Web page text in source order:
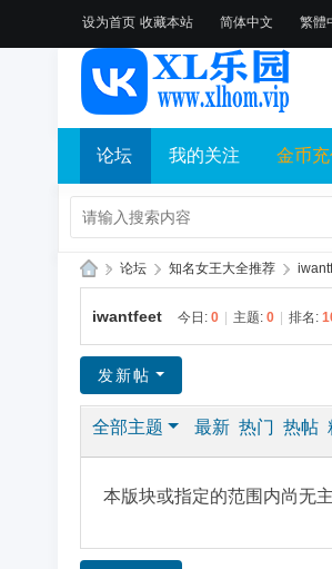
设为首页 收藏本站 简体中文 繁體
论坛 我的关注 金币
乐
园
论
坛
» 论坛 › 知名女王大全推荐 ›
iwantfeet 今日: 0 主题: 0 排名:
发新帖
全部主题 最新 热门 热帖
本版块或指定的范围内尚无